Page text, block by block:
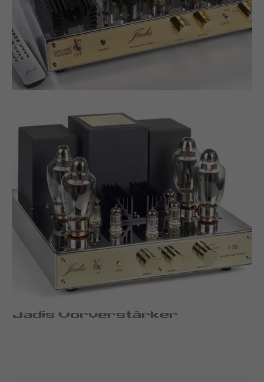
Jadis Vorverstärker